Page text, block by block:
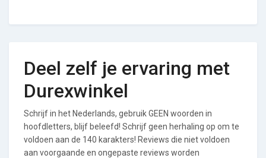
Deel zelf je ervaring met
Durexwinkel
Schrijf in het Nederlands, gebruik GEEN woorden in
hoofdletters, blijf beleefd! Schrijf geen herhaling op om te
voldoen aan de 140 karakters! Reviews die niet voldoen
aan voorgaande en ongepaste reviews worden